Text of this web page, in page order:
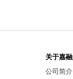
关于嘉融
公司简介